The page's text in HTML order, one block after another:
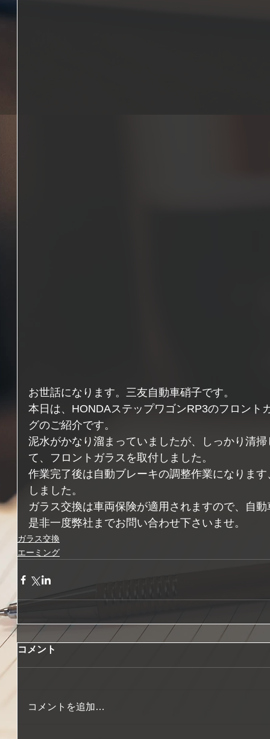
お世話になります。三友自動車硝子です。
本日は、HONDAステップワゴンRP3のフロント
グのご紹介です。
泥水がかなり溜まっていましたが、しっかり清
て、フロントガラスを取付しました。
作業完了後は自動ブレーキの調整作業になりま
しました。
ガラス交換は車両保険が適用されますので、自
是非一度弊社までお問い合わせ下さいませ。
ガラス交換
エーミング
コメント
コメントを追加…